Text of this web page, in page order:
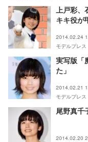
上戸彩、
キキ役が
2014.02.24
モデルプレス
実写版「
た」
2014.02.21
モデルプレス
尾野真千
2014.02.20